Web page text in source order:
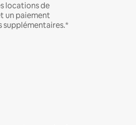
locations de
un paiement
supplémentaires.*